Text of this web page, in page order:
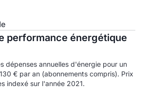
performance énergétique
dépenses annuelles d'énergie pour un
€ par an (abonnements compris). Prix
indexé sur l'année 2021.